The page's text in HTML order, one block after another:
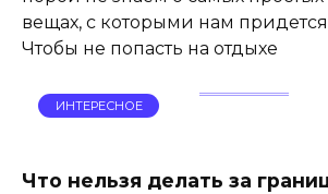
вещах, с которыми нам придется
Чтобы не попасть на отдыхе
ИНТЕРЕСНОЕ
Что нельзя делать за